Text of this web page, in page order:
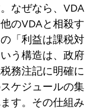
なぜなら、VDA
のVDAと相殺す
「利益は課税対
う構造は、政府
務注記に明確に
ケジュールの集
す。その仕組み